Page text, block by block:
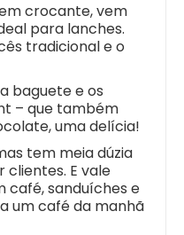
crocante, vem
para lanches.
tradicional e o
baguete e os
– que também
uma delícia!
tem meia dúzia
E vale
café, sanduíches e
um café da manhã